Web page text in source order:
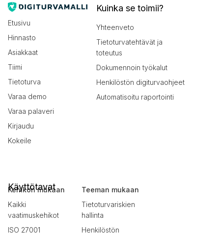
Etusivu
Hinnasto
Asiakkaat
Tiimi
Tietoturva
Varaa demo
Varaa palaveri
Kirjaudu
Kokeile
Kuinka se toimii?
Yhteenveto
Tietoturvatehtävät ja
toteutus
Dokumennoin työkalut
Henkilöstön digiturvaohjeet
Automatisoitu raportointi
Käyttötavat
Kehikon mukaan
Kaikki
vaatimuskehikot
ISO 27001
Teeman mukaan
Tietoturvariskien
hallinta
Henkilöstön